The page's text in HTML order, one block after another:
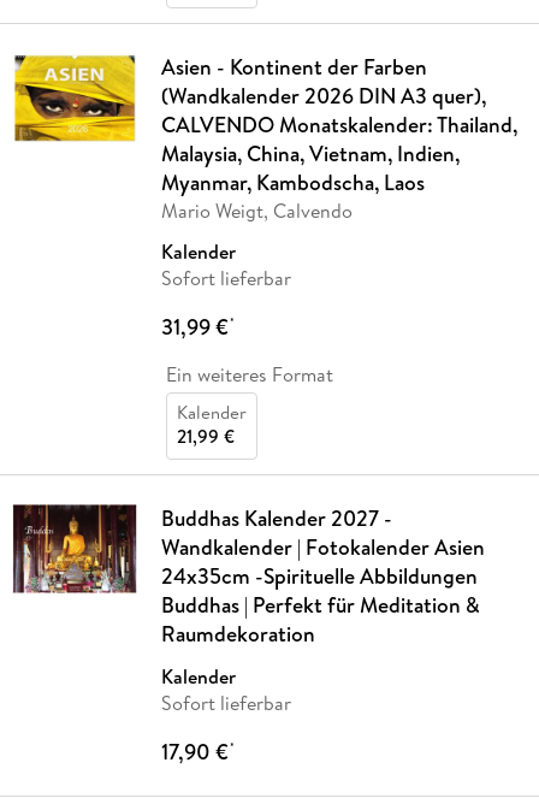
Asien - Kontinent der Farben
(Wandkalender 2026 DIN A3 quer),
CALVENDO Monatskalender: Thailand,
Malaysia, China, Vietnam, Indien,
Myanmar, Kambodscha, Laos
Mario Weigt, Calvendo
Kalender
Sofort lieferbar
31,99 €*
Ein weiteres Format
Kalender
21,99 €
Buddhas Kalender 2027 -
Wandkalender | Fotokalender Asien
24x35cm -Spirituelle Abbildungen
Buddhas | Perfekt für Meditation &
Raumdekoration
Kalender
Sofort lieferbar
17,90 €*